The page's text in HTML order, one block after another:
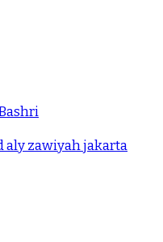
aly zawiyah jakarta